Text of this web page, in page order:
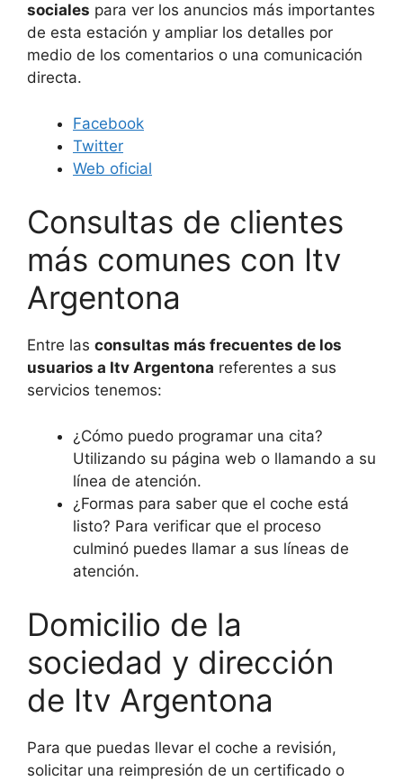
sociales para ver los anuncios más importantes
de esta estación y ampliar los detalles por
medio de los comentarios o una comunicación
directa.
Facebook
Twitter
Web oficial
Consultas de clientes
más comunes con Itv
Argentona
Entre las consultas más frecuentes de los
usuarios a Itv Argentona referentes a sus
servicios tenemos:
¿Cómo puedo programar una cita?
Utilizando su página web o llamando a su
línea de atención.
¿Formas para saber que el coche está
listo? Para verificar que el proceso
culminó puedes llamar a sus líneas de
atención.
Domicilio de la
sociedad y dirección
de Itv Argentona
Para que puedas llevar el coche a revisión,
solicitar una reimpresión de un certificado o